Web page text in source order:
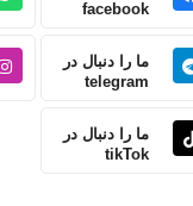
facebook
ما را دنبال در
telegram
ما را دنبال در
tikTok